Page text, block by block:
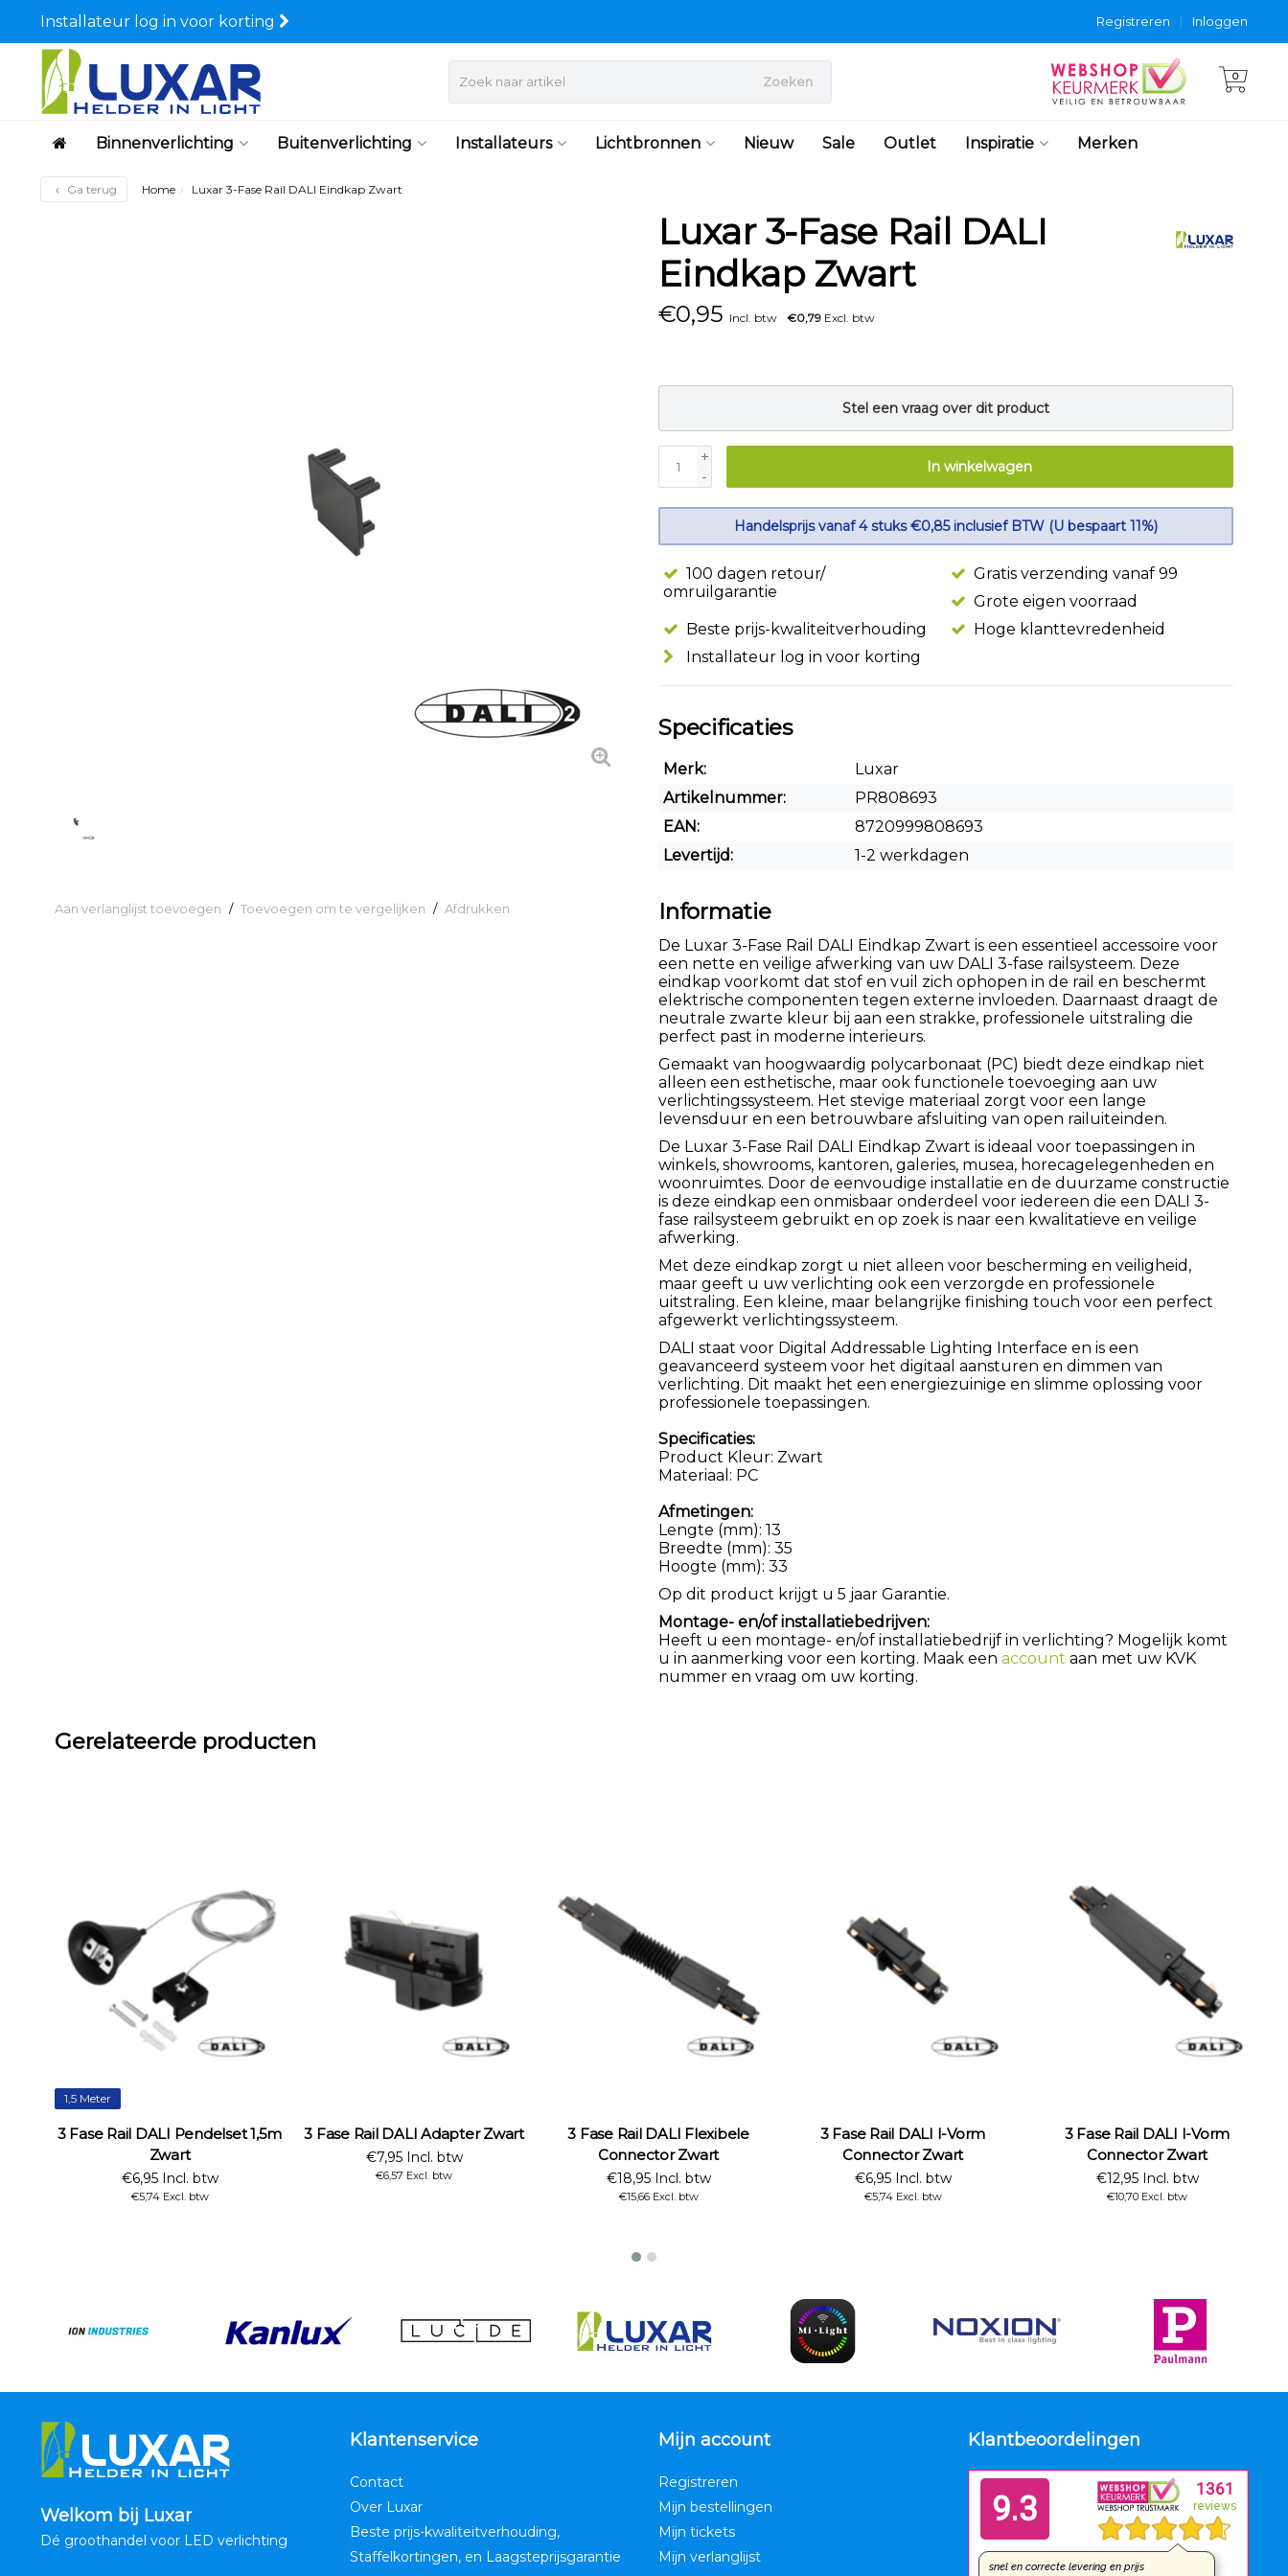
Installateur log in voor korting Inloggen
|
Registreren
Zoeken 0
Binnenverlichting Buitenverlichting Installateurs Lichtbronnen Nieuw Sale Outlet Inspiratie Merken
Ga terug Home Luxar 3-Fase Rail DALI Eindkap Zwart
Aan verlanglijst toevoegen / Toevoegen om te vergelijken / Afdrukken
Luxar 3-Fase Rail DALI
Eindkap Zwart
€0,95 Incl. btw €0,79 Excl. btw
Stel een vraag over dit product
+
-
In winkelwagen
Handelsprijs vanaf 4 stuks €0,85 inclusief BTW (U bespaart 11%)
100 dagen retour/
omruilgarantie
Gratis verzending vanaf 99
Grote eigen voorraad
Beste prijs-kwaliteitverhouding
Hoge klanttevredenheid
Installateur log in voor korting
Specificaties
Merk:
Luxar
Artikelnummer:
PR808693
EAN:
8720999808693
Levertijd:
1-2 werkdagen
Informatie
De Luxar 3-Fase Rail DALI Eindkap Zwart is een essentieel accessoire voor
een nette en veilige afwerking van uw DALI 3-fase railsysteem. Deze
eindkap voorkomt dat stof en vuil zich ophopen in de rail en beschermt
elektrische componenten tegen externe invloeden. Daarnaast draagt de
neutrale zwarte kleur bij aan een strakke, professionele uitstraling die
perfect past in moderne interieurs.
Gemaakt van hoogwaardig polycarbonaat (PC) biedt deze eindkap niet
alleen een esthetische, maar ook functionele toevoeging aan uw
verlichtingssysteem. Het stevige materiaal zorgt voor een lange
levensduur en een betrouwbare afsluiting van open railuiteinden.
De Luxar 3-Fase Rail DALI Eindkap Zwart is ideaal voor toepassingen in
winkels, showrooms, kantoren, galeries, musea, horecagelegenheden en
woonruimtes. Door de eenvoudige installatie en de duurzame constructie
is deze eindkap een onmisbaar onderdeel voor iedereen die een DALI 3-
fase railsysteem gebruikt en op zoek is naar een kwalitatieve en veilige
afwerking.
Met deze eindkap zorgt u niet alleen voor bescherming en veiligheid,
maar geeft u uw verlichting ook een verzorgde en professionele
uitstraling. Een kleine, maar belangrijke finishing touch voor een perfect
afgewerkt verlichtingssysteem.
DALI staat voor Digital Addressable Lighting Interface en is een
geavanceerd systeem voor het digitaal aansturen en dimmen van
verlichting. Dit maakt het een energiezuinige en slimme oplossing voor
professionele toepassingen.
Specificaties:
Product Kleur: Zwart
Materiaal: PC
Afmetingen:
Lengte (mm): 13
Breedte (mm): 35
Hoogte (mm): 33
Op dit product krijgt u 5 jaar Garantie.
Montage- en/of installatiebedrijven:
Heeft u een montage- en/of installatiebedrijf in verlichting? Mogelijk komt
u in aanmerking voor een korting. Maak een account aan met uw KVK
nummer en vraag om uw korting.
Gerelateerde producten
1,5 Meter
3 Fase Rail DALI Pendelset 1,5m
Zwart
€6,95 Incl. btw
€5,74 Excl. btw
3 Fase Rail DALI Adapter Zwart
€7,95 Incl. btw
€6,57 Excl. btw
3 Fase Rail DALI Flexibele
Connector Zwart
€18,95 Incl. btw
€15,66 Excl. btw
3 Fase Rail DALI I-Vorm
Connector Zwart
€6,95 Incl. btw
€5,74 Excl. btw
3 Fase Rail DALI I-Vorm
Connector Zwart
€12,95 Incl. btw
€10,70 Excl. btw
Welkom bij Luxar
Dé groothandel voor LED verlichting
Klantenservice
Contact
Over Luxar
Beste prijs-kwaliteitverhouding,
Staffelkortingen, en Laagsteprijsgarantie
Mijn account
Registreren
Mijn bestellingen
Mijn tickets
Mijn verlanglijst
Klantbeoordelingen